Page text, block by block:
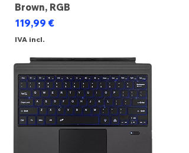
Brown, RGB
Preço
119,99 €
IVA incl.